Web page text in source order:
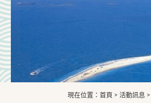
現在位置 ： 首頁 > 活動訊息 >